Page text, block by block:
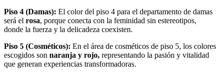
Piso 4 (Damas): El color del piso 4 para el departamento de damas
será el rosa, porque conecta con la feminidad sin estereotipos,
donde la fuerza y la delicadeza coexisten.
Piso 5 (Cosméticos): En el área de cosméticos de piso 5, los colores
escogidos son naranja y rojo, representando la pasión y vitalidad
que generan experiencias transformadoras.